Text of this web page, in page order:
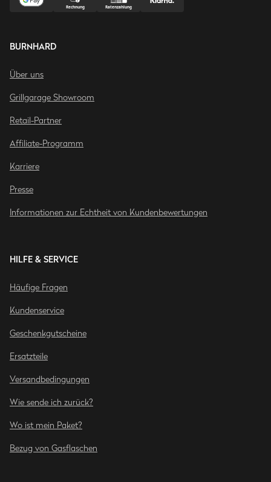
BURNHARD
Über uns
Grillgarage Showroom
Retail-Partner
Affiliate-Programm
Karriere
Presse
Informationen zur Echtheit von Kundenbewertungen
HILFE & SERVICE
Häufige Fragen
Kundenservice
Geschenkgutscheine
Ersatzteile
Versandbedingungen
Wie sende ich zurück?
Wo ist mein Paket?
Bezug von Gasflaschen